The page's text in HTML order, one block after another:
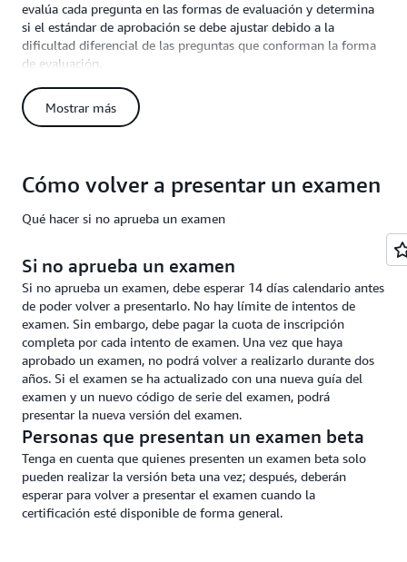
evalúa cada pregunta en las formas de evaluación y determina
si el estándar de aprobación se debe ajustar debido a la
dificultad diferencial de las preguntas que conforman la forma
de evaluación.
Las calificaciones de los exámenes de AWS Certification se
informan como calificaciones escaladas, no en función del
número de preguntas respondidas correctamente. Las
AWS utiliza diferentes formas de examen para reemplazar las
los exámenes. Debido a que las formas de examen pueden
diferentes preguntas, las formas son equiparadas
estadísticamente para asegurar que todos los candidatos sean
evaluados con el mismo estándar de competencia. Por ejemplo,
responder correctamente siete de 10 preguntas sencillas no
indica el mismo nivel de conocimiento que responder
correctamente siete de 10 preguntas difíciles. La calificación
equiparada se convierte en una calificación estandarizada (de la
misma manera en la que puede convertir escalas como
Fahrenheit y Celsius) para presentarla al candidato. Esto
garantiza que dos puntuaciones tengan la misma
interpretación, independientemente de la versión del examen
que haya presentado el candidato.
El estándar de aprobación se representa mediante una
puntuación escalada de 700 para los exámenes de nivel
Foundational, 720 para los exámenes de nivel Associate y 750
Mostrar más
Cómo volver a presentar un examen
Qué hacer si no aprueba un examen
Si no aprueba un examen
Si no aprueba un examen, debe esperar 14 días calendario antes
de poder volver a presentarlo. No hay límite de intentos de
examen. Sin embargo, debe pagar la cuota de inscripción
completa por cada intento de examen. Una vez que haya
aprobado un examen, no podrá volver a realizarlo durante dos
años. Si el examen se ha actualizado con una nueva guía del
examen y un nuevo código de serie del examen, podrá
presentar la nueva versión del examen.
Personas que presentan un examen beta
Tenga en cuenta que quienes presenten un examen beta solo
pueden realizar la versión beta una vez; después, deberán
esperar para volver a presentar el examen cuando la
certificación esté disponible de forma general.